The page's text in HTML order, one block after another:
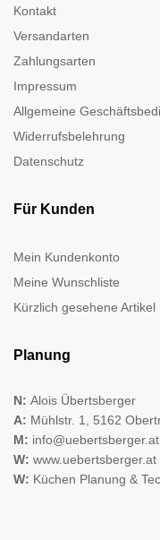
Kontakt
Versandarten
Zahlungsarten
Impressum
Allgemeine
Widerrufsbelehrung
Datenschutz
Für Kunden
Mein Kundenkonto
Meine Wunschliste
Kürzlich gesehene Artikel
Planung
N: Alois Übertsberger
A: Mühlstr. 1, 5162
M: info@uebertsberger.at
W: www.uebertsberger.at
W: Küchen Planung &